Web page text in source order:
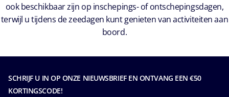
ook beschikbaar zijn op inschepings- of ontschepingsdagen,
terwijl u tijdens de zeedagen kunt genieten van activiteiten aan
boord.
SCHRIJF U IN OP ONZE NIEUWSBRIEF EN ONTVANG EEN €50
KORTINGSCODE!